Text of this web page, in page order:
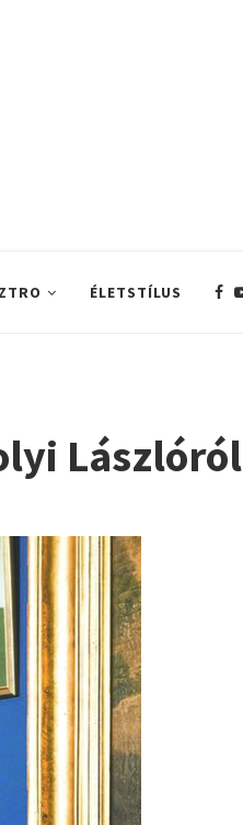
ÉLETSTÍLUS
Lászlóról